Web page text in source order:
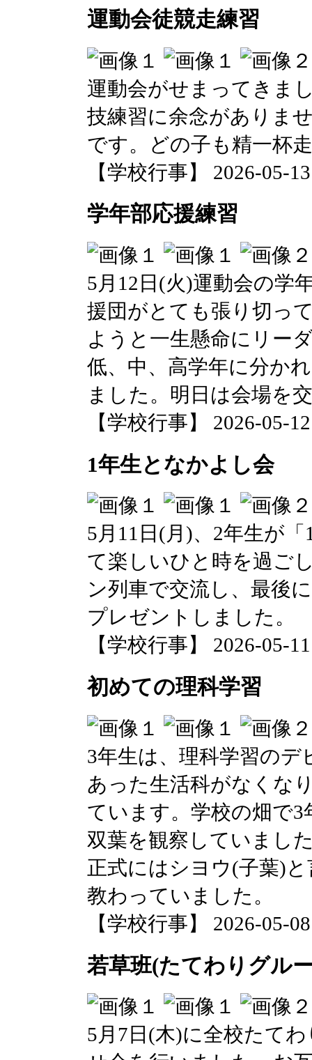
運動会徒競走練習
運動会がせまってきま
技練習に余念がありま
です。どの子も精一杯
【学校行事】 2026-05-
学年部応援練習
5月12日(火)運動会の学
援団がとても張り切っ
ようと一生懸命にリー
低、中、高学年に分か
ました。明日は会場を
【学校行事】 2026-05-
1年生となかよし会
5月11日(月)、2年生が
て楽しいひと時を過ご
ン列車で交流し、最後
プレゼントしました。
【学校行事】 2026-05-
初めての理科学習
3年生は、理科学習のデ
あった生活科がなくな
ています。学校の畑で
双葉を観察していまし
正式にはシヨウ(子葉)
教わっていました。
【学校行事】 2026-05-
若草班(たてわりグル
5月7日(木)に全校たて